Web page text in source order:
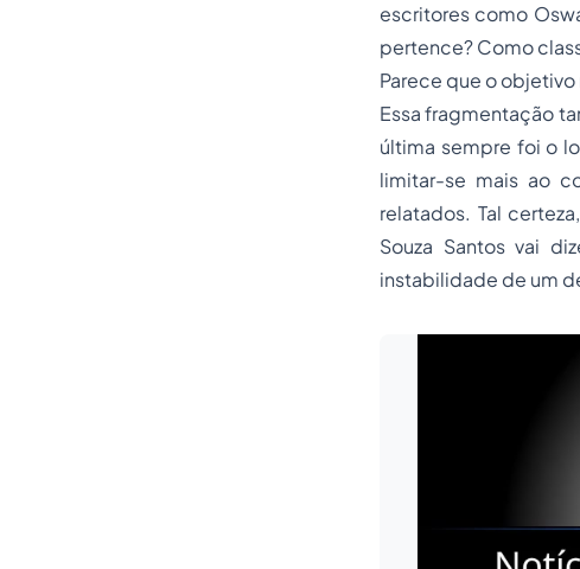
escritores como
pertence? Como
Parece que o
Essa fragmentação
última sempre foi o
limitar-se mais ao
relatados. Tal
Souza Santos vai
instabilidade de um